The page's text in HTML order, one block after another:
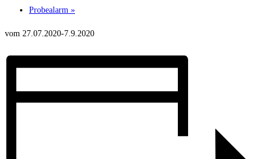
Probe­alarm »
vom 27.07.2020-7.9.2020